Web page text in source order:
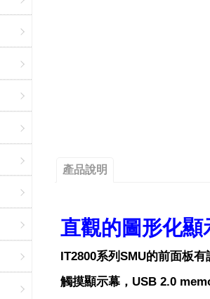
產品說明
直觀的圖形化
IT2800系列SMU的前面板
觸摸顯示幕，USB 2.0